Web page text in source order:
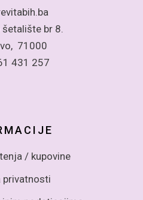
br 8.
71000
431 257
/ kupovine
privatnosti